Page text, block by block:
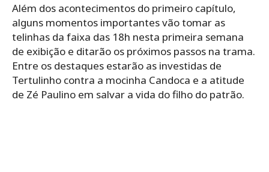
Além dos acontecimentos do primeiro capítulo,
alguns momentos importantes vão tomar as
telinhas da faixa das 18h nesta primeira semana
de exibição e ditarão os próximos passos na trama.
Entre os destaques estarão as investidas de
Tertulinho contra a mocinha Candoca e a atitude
de Zé Paulino em salvar a vida do filho do patrão.